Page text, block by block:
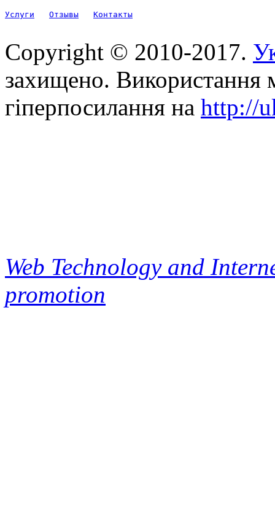
Услуги Отзывы Контакты
Copyright © 2010-2017.
захищено. Використання
гіперпосилання на http://
Web Technology and
promotion